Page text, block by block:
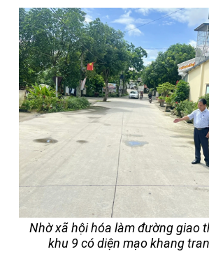
Nhờ xã hội hóa làm đường giao
khu 9 có diện mạo khang